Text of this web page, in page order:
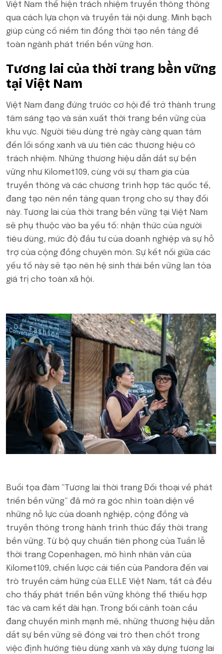
Việt Nam thể hiện trách nhiệm truyền thông thông
qua cách lựa chọn và truyền tải nội dung. Minh bạch
giúp củng cố niềm tin đồng thời tạo nền tảng để
toàn ngành phát triển bền vững hơn.
Tương lai của thời trang bền vững
tại Việt Nam
Việt Nam đang đứng trước cơ hội để trở thành trung
tâm sáng tạo và sản xuất thời trang bền vững của
khu vực. Người tiêu dùng trẻ ngày càng quan tâm
đến lối sống xanh và ưu tiên các thương hiệu có
trách nhiệm. Những thương hiệu dẫn dắt sự bền
vững như Kilomet109, cùng với sự tham gia của
truyền thông và các chương trình hợp tác quốc tế,
đang tạo nên nền tảng quan trọng cho sự thay đổi
này. Tương lai của thời trang bền vững tại Việt Nam
sẽ phụ thuộc vào ba yếu tố: nhận thức của người
tiêu dùng, mức độ đầu tư của doanh nghiệp và sự hỗ
trợ của cộng đồng chuyên môn. Sự kết nối giữa các
yếu tố này sẽ tạo nên hệ sinh thái bền vững lan tỏa
giá trị cho toàn xã hội.
Buổi tọa đàm “Tương lai thời trang Đối thoại về phát
triển bền vững” đã mở ra góc nhìn toàn diện về
những nỗ lực của doanh nghiệp, cộng đồng và
truyền thông trong hành trình thúc đẩy thời trang
bền vững. Từ bộ quy chuẩn tiên phong của Tuần lễ
thời trang Copenhagen, mô hình nhân văn của
Kilomet109, chiến lược cải tiến của Pandora đến vai
trò truyền cảm hứng của ELLE Việt Nam, tất cả đều
cho thấy phát triển bền vững không thể thiếu hợp
tác và cam kết dài hạn. Trong bối cảnh toàn cầu
đang chuyển mình mạnh mẽ, những thương hiệu dẫn
dắt sự bền vững sẽ đóng vai trò then chốt trong
việc định hướng tiêu dùng xanh và xây dựng tương lai